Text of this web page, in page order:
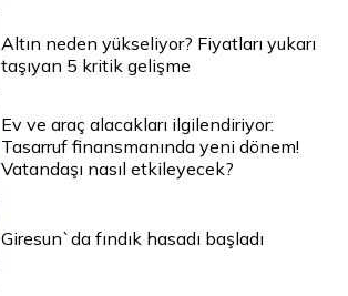
Altın neden yükseliyor? Fiyatları yukarı
taşıyan 5 kritik gelişme
Ev ve araç alacakları ilgilendiriyor:
Tasarruf finansmanında yeni dönem!
Vatandaşı nasıl etkileyecek?
Giresun`da fındık hasadı başladı